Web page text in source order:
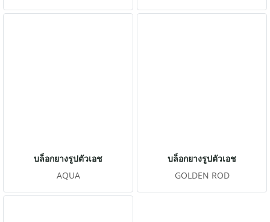
บล็อกยางรูปตัวเอช
AQUA
บล็อกยางรูปตัวเอช
GOLDEN ROD